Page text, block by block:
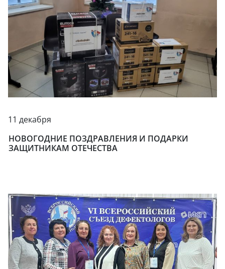
11 декабря
НОВОГОДНИЕ ПОЗДРАВЛЕНИЯ И ПОДАРКИ
ЗАЩИТНИКАМ ОТЕЧЕСТВА